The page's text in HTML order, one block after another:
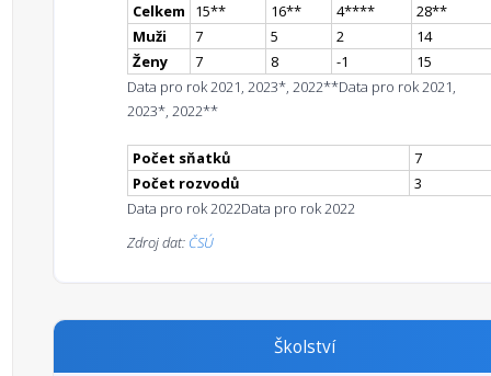
Celkem
15** 16** 4**** 28**
Muži
7 5 2
14
Ženy
7 8 -1
15
Data pro rok 2021, 2023*, 2022**Data pro rok 2021,
2023*, 2022**
Počet sňatků
7
Počet rozvodů
3
Data pro rok 2022Data pro rok 2022
Zdroj dat: ČSÚ
Školství